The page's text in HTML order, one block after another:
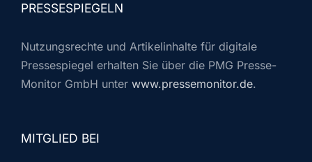
PRESSESPIEGELN
Nutzungsrechte und Artikelinhalte für digitale
Pressespiegel erhalten Sie über die PMG Presse-
Monitor GmbH unter www.pressemonitor.de.
MITGLIED BEI